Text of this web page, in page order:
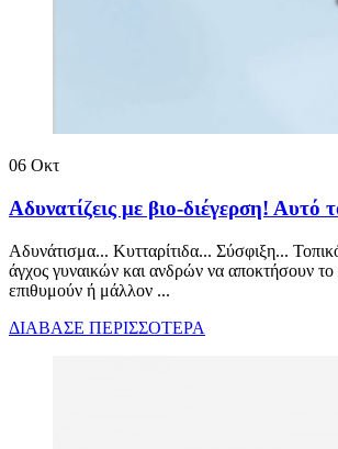
06 Οκτ
Aδυνατίζεις με βιο-διέγερση! Αυτό
Αδυνάτισμα... Κυτταρίτιδα... Σύσφιξη...
άγχος γυναικών και ανδρών να αποκτήσουν
επιθυμούν ή μάλλον ...
ΔΙΑΒΑΣΕ ΠΕΡΙΣΣΟΤΕΡΑ